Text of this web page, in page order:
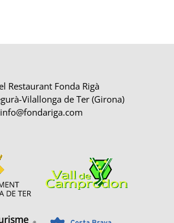
Restaurant Fonda Rigà
Vilallonga de Ter (Girona)
info@fondariga.com